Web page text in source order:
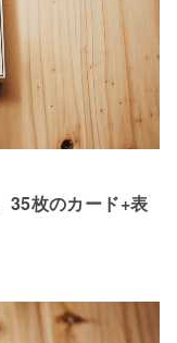
35枚のカード+表